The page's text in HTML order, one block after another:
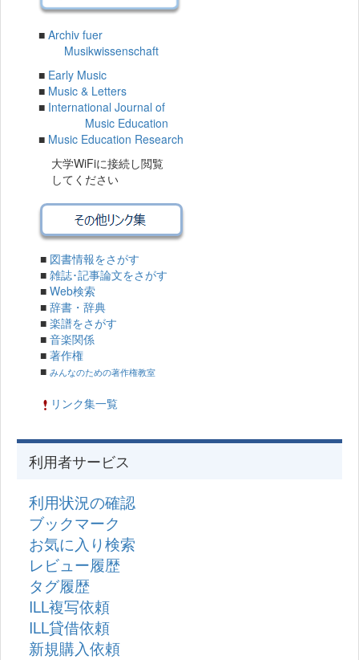
■ Archiv fuer
Musikwissenschaft
■ Early Music
■ Music & Letters
■ International Journal of
Music Education
■ Music Education Research
大学WiFiに接続し閲覧
してください
■ 図書情報をさがす
■ 雑誌･記事論文をさがす
■ Web検索
■ 辞書・辞典
■ 楽譜をさがす
■ 音楽関係
■ 著作権
■ みんなのための著作権教室
リンク集一覧
利用者サービス
利用状況の確認
ブックマーク
お気に入り検索
レビュー履歴
タグ履歴
ILL複写依頼
ILL貸借依頼
新規購入依頼